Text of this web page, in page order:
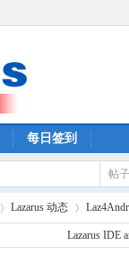
每日签到
帖子
Lazarus 动态
Lazarus IDE